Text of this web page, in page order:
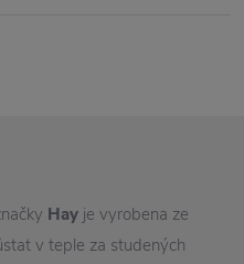
Hay je vyrobena ze
v teple za studených